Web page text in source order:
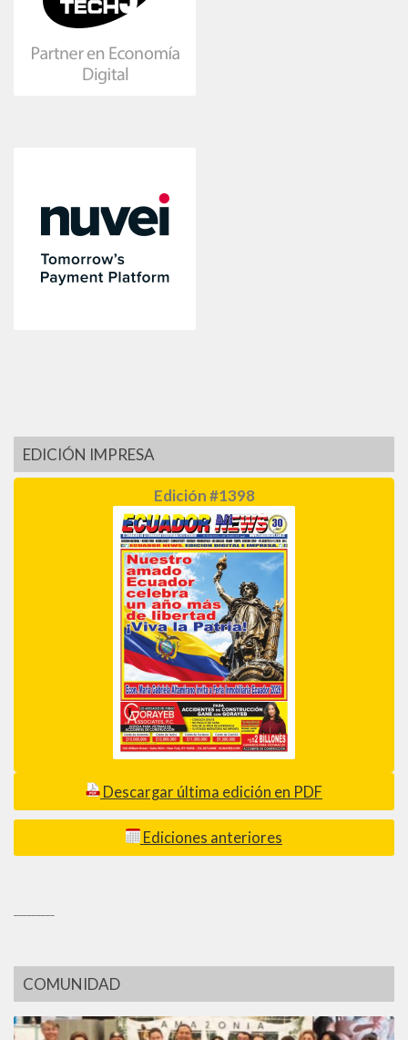
EDICIÓN IMPRESA
Edición #1398
Descargar última edición en PDF
Ediciones anteriores
COMUNIDAD